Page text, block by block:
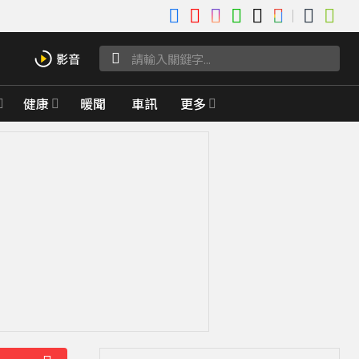
健康 暖聞 車訊 更多